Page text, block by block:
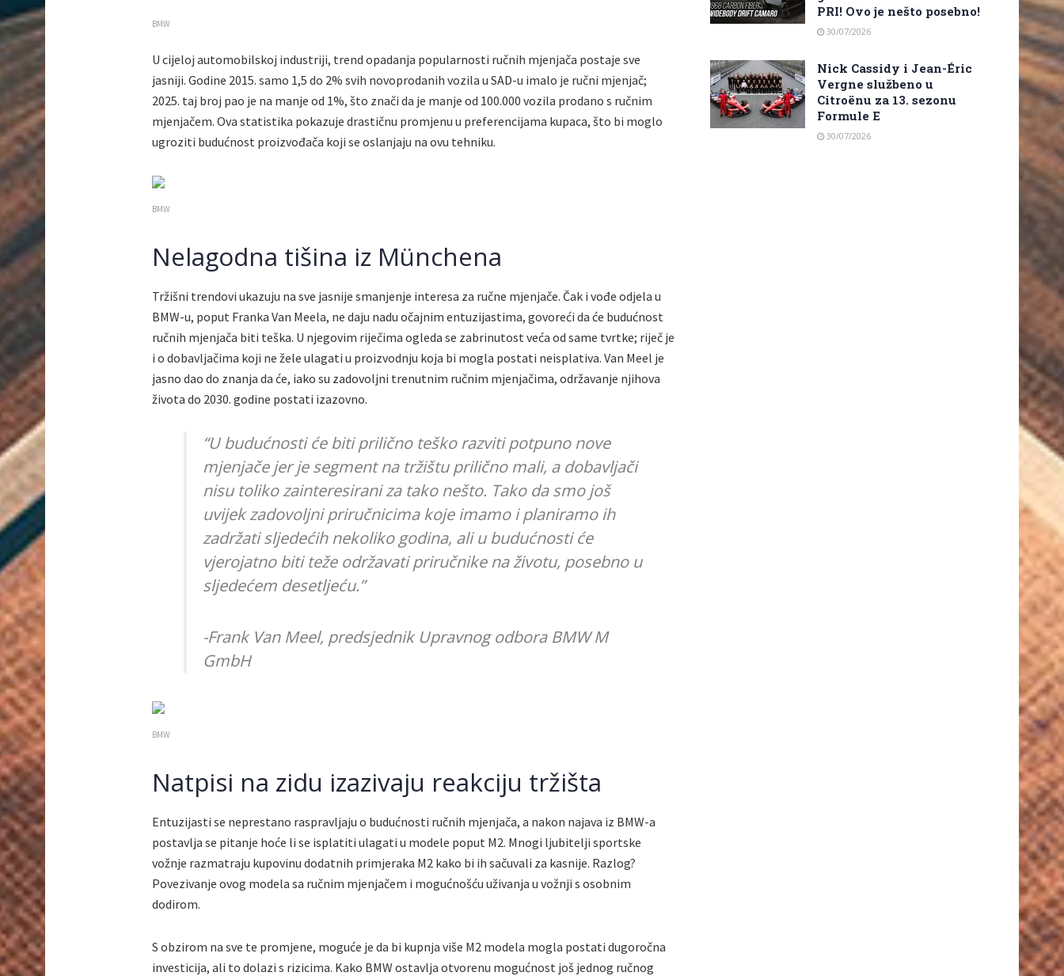
BMW
U cijeloj automobilskoj industriji, trend opadanja popularnosti ručnih mjenjača postaje sve
jasniji. Godine 2015. samo 1,5 do 2% svih novoprodanih vozila u SAD-u imalo je ručni mjenjač;
2025. taj broj pao je na manje od 1%, što znači da je manje od 100.000 vozila prodano s ručnim
mjenjačem. Ova statistika pokazuje drastičnu promjenu u preferencijama kupaca, što bi moglo
ugroziti budućnost proizvođača koji se oslanjaju na ovu tehniku.
BMW
Nelagodna tišina iz Münchena
Tržišni trendovi ukazuju na sve jasnije smanjenje interesa za ručne mjenjače. Čak i vođe odjela u
BMW-u, poput Franka Van Meela, ne daju nadu očajnim entuzijastima, govoreći da će budućnost
ručnih mjenjača biti teška. U njegovim riječima ogleda se zabrinutost veća od same tvrtke; riječ je
i o dobavljačima koji ne žele ulagati u proizvodnju koja bi mogla postati neisplativa. Van Meel je
jasno dao do znanja da će, iako su zadovoljni trenutnim ručnim mjenjačima, održavanje njihova
života do 2030. godine postati izazovno.
“U budućnosti će biti prilično teško razviti potpuno nove
mjenjače jer je segment na tržištu prilično mali, a dobavljači
nisu toliko zainteresirani za tako nešto. Tako da smo još
uvijek zadovoljni priručnicima koje imamo i planiramo ih
zadržati sljedećih nekoliko godina, ali u budućnosti će
vjerojatno biti teže održavati priručnike na životu, posebno u
sljedećem desetljeću.”
-Frank Van Meel, predsjednik Upravnog odbora BMW M
GmbH
BMW
Natpisi na zidu izazivaju reakciju tržišta
Entuzijasti se neprestano raspravljaju o budućnosti ručnih mjenjača, a nakon najava iz BMW-a
postavlja se pitanje hoće li se isplatiti ulagati u modele poput M2. Mnogi ljubitelji sportske
vožnje razmatraju kupovinu dodatnih primjeraka M2 kako bi ih sačuvali za kasnije. Razlog?
Povezivanje ovog modela sa ručnim mjenjačem i mogućnošću uživanja u vožnji s osobnim
dodirom.
S obzirom na sve te promjene, moguće je da bi kupnja više M2 modela mogla postati dugoročna
investicija, ali to dolazi s rizicima. Kako BMW ostavlja otvorenu mogućnost još jednog ručnog
PRI! Ovo je nešto posebno!
30/07/2026
Nick Cassidy i Jean-Éric
Vergne službeno u
Citroënu za 13. sezonu
Formule E
30/07/2026